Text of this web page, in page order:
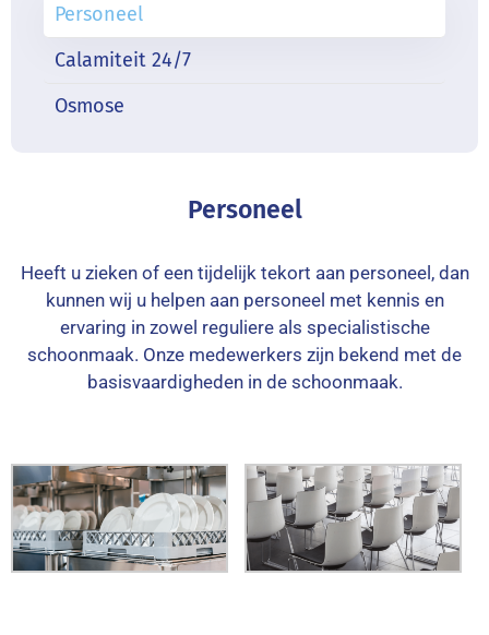
Personeel
Calamiteit 24/7
Osmose
Personeel
Heeft u zieken of een tijdelijk tekort aan personeel, dan
kunnen wij u helpen aan personeel met kennis en
ervaring in zowel reguliere als specialistische
schoonmaak. Onze medewerkers zijn bekend met de
basisvaardigheden in de schoonmaak.